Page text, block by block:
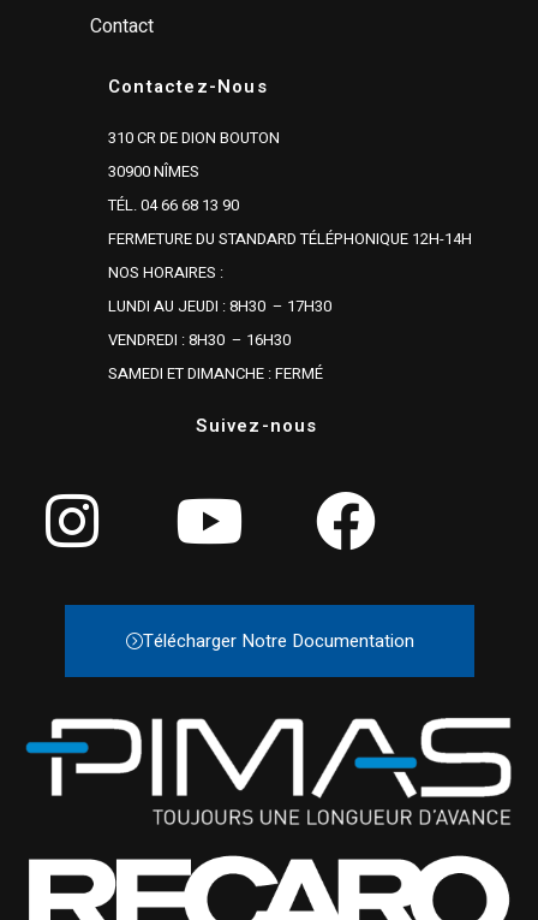
Contact
Contactez-Nous
310 CR DE DION BOUTON
30900 NÎMES
TÉL. 04 66 68 13 90
FERMETURE DU STANDARD TÉLÉPHONIQUE 12H-14H
NOS HORAIRES :
LUNDI AU JEUDI : 8H30 – 17H30
VENDREDI : 8H30 – 16H30
SAMEDI ET DIMANCHE : FERMÉ
Suivez-nous
Télécharger Notre Documentation